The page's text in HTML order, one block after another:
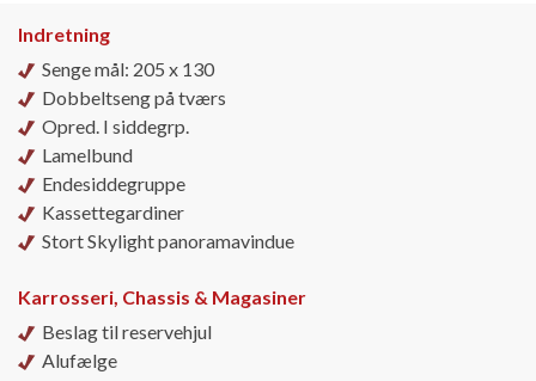
Indretning
Senge mål: 205 x 130
Dobbeltseng på tværs
Opred. I siddegrp.
Lamelbund
Endesiddegruppe
Kassettegardiner
Stort Skylight panoramavindue
Karrosseri, Chassis & Magasiner
Beslag til reservehjul
Alufælge